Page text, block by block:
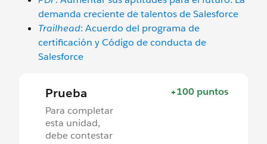
demanda creciente de talentos de Salesforce
Trailhead: Acuerdo del programa de
certificación y Código de conducta de
Salesforce